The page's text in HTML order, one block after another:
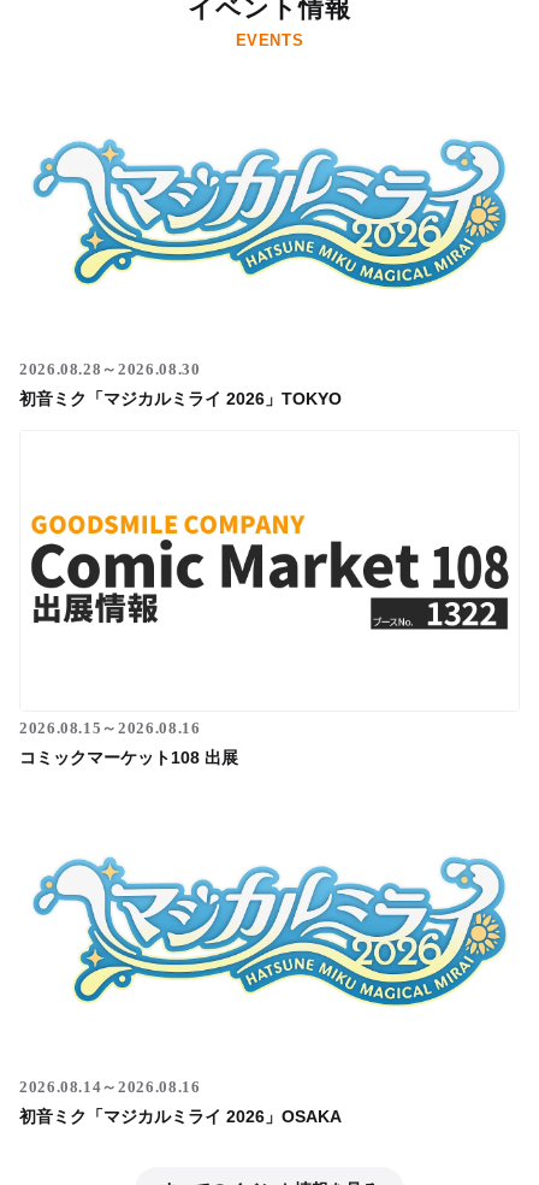
イベント情報
EVENTS
2026.08.28～2026.08.30
初音ミク「マジカルミライ 2026」TOKYO
2026.08.15～2026.08.16
コミックマーケット108 出展
2026.08.14～2026.08.16
初音ミク「マジカルミライ 2026」OSAKA